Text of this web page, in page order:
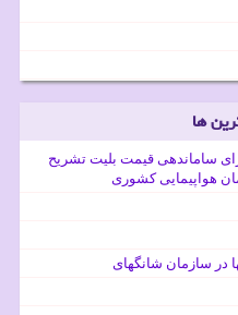
ها
ساماندهی قیمت بلیت تشریح
هواپیمایی کشوری
در سازمان شانگهای